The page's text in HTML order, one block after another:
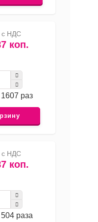
с НДС
коп.
раз
с НДС
коп.
раза